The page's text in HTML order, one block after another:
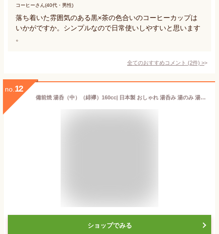
コーヒーさん(40代・男性)
落ち着いた雰囲気のある黒×茶の色合いのコーヒーカップは
いかがですか。シンプルなので日常使いしやすいと思います
。
全てのおすすめコメント (2件) >
no. 12
備前焼 湯呑（中）（緋襷）160cc| 日本製 おしゃれ 湯呑み 湯のみ 湯のみ茶碗 湯飲み茶碗 和食器 陶器 父の日 母の日 プレゼント ギフト
ショップでみる